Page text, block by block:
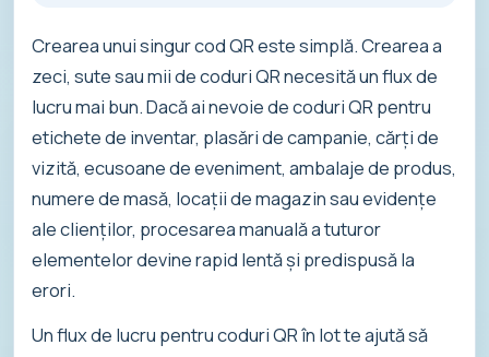
Crearea unui singur cod QR este simplă. Crearea a
zeci, sute sau mii de coduri QR necesită un flux de
lucru mai bun. Dacă ai nevoie de coduri QR pentru
etichete de inventar, plasări de campanie, cărți de
vizită, ecusoane de eveniment, ambalaje de produs,
numere de masă, locații de magazin sau evidențe
ale clienților, procesarea manuală a tuturor
elementelor devine rapid lentă și predispusă la
erori.
Un flux de lucru pentru coduri QR în lot te ajută să